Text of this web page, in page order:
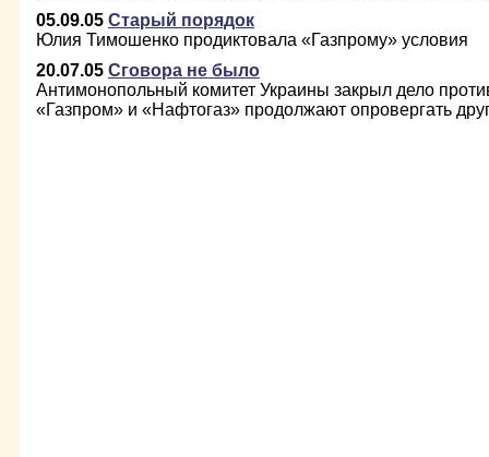
05.09.05 Старый порядок
Юлия Тимошенко продиктовала «Газпрому» условия
20.07.05 Сговора не было
Антимонопольный комитет Украины закрыл дело
«Газпром» и «Нафтогаз» продолжают опровергать